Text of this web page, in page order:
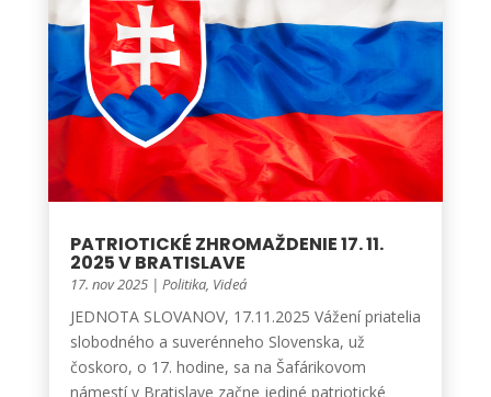
PATRIOTICKÉ ZHROMAŽDENIE 17. 11.
2025 V BRATISLAVE
17. nov 2025| Politika, Videá
JEDNOTA SLOVANOV, 17.11.2025 Vážení priatelia
slobodného a suverénneho Slovenska, už
čoskoro, o 17. hodine, sa na Šafárikovom
námestí v Bratislave začne jediné patriotické